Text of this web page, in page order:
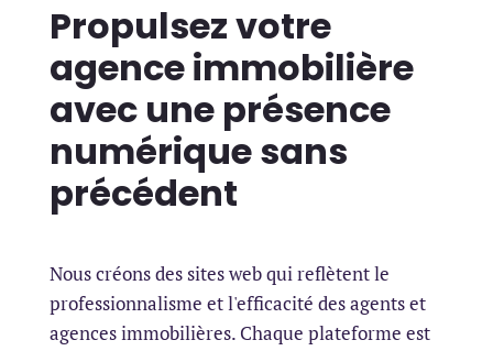
Propulsez votre
agence immobilière
avec une présence
numérique sans
précédent
Nous créons des sites web qui reflètent le
professionnalisme et l'efficacité des agents et
agences immobilières. Chaque plateforme est